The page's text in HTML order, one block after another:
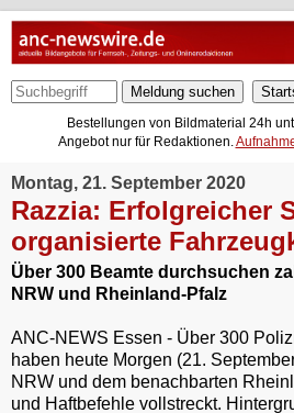
Meldung suchen
Bestellungen von Bildmaterial 24h
Angebot nur für Redaktionen.
Montag, 21. September 2020
Razzia: Erfolgreicher
organisierte
Über 300 Beamte durchsuchen
NRW und Rheinland-Pfalz
ANC-NEWS Essen - Über 300
haben heute Morgen (21.
NRW und dem benachbarten
und Haftbefehle vollstreckt.